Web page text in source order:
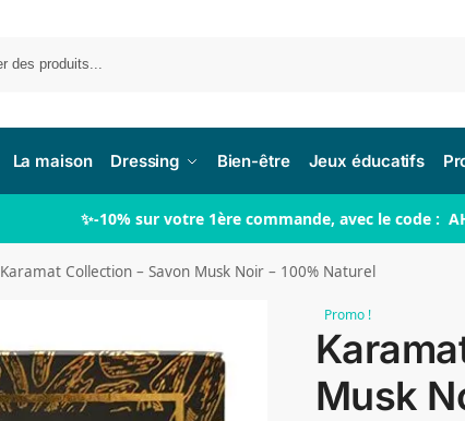
La maison Dressing Bien-être Jeux éducatifs
✨-10% sur votre 1ère commande, avec le code :
Karamat Collection – Savon Musk Noir – 100% Naturel
Promo !
Musk